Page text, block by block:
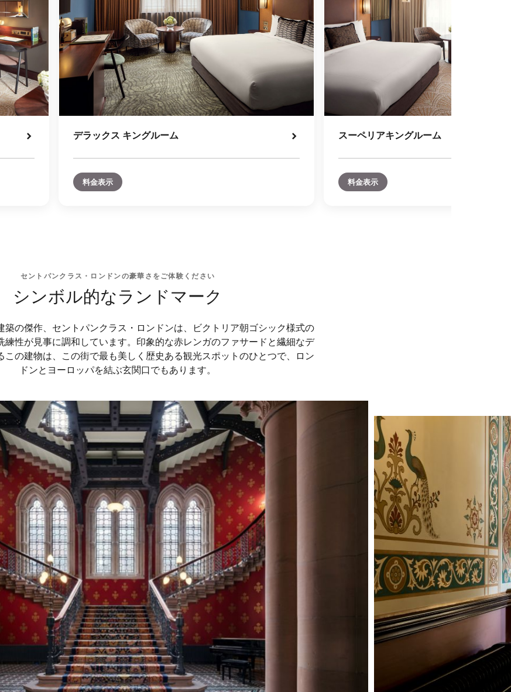
デラックス キングルーム
料金表示
スーペリアキングルーム
料金表示
セントパンクラス・ロンドンの豪華さをご体験ください
シンボル的なランドマーク
築の傑作、セントパンクラス・ロンドンは、ビクトリア朝ゴシック様式の
練性が見事に調和しています。印象的な赤レンガのファサードと繊細なデ
この建物は、この街で最も美しく歴史ある観光スポットのひとつで、ロン
ドンとヨーロッパを結ぶ玄関口でもあります。